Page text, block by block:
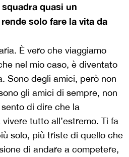
quasi un
solo fare la vita da
È vero che viaggiamo
nel mio caso, è diventato
Sono degli amici, però non
gli amici di sempre, non
di dire che la
tutto all’estremo. Ti fa
solo, più triste di quello che
di andare a competere,